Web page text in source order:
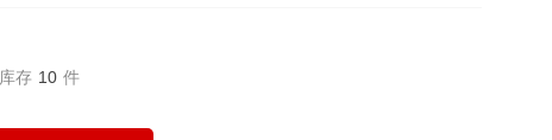
库存 10 件